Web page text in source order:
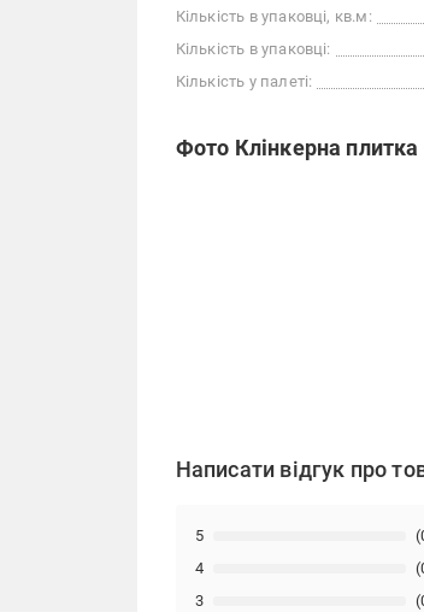
Кількість в упаковці, кв.м:
Кількість в упаковці:
Кількість у палеті:
Фото Клінкерна
Написати відгук про
3
4
5